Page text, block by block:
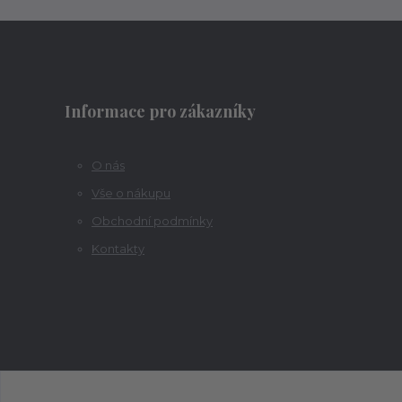
Informace pro zákazníky
O nás
Vše o nákupu
Obchodní podmínky
Kontakty